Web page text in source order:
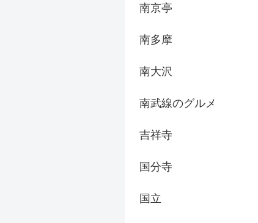
南京亭
南多摩
南大沢
南武線のグルメ
吉祥寺
国分寺
国立